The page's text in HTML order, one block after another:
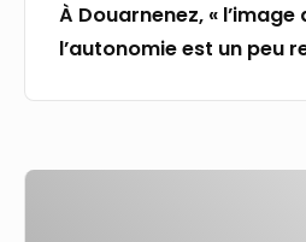
À Douarnenez, «
l’autonomie est un peu